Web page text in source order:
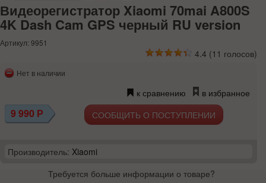
Видеорегистратор Xiaomi 70mai A800S
4K Dash Cam GPS черный RU version
Артикул: 9951
4.4 (11 голосов)
Нет в наличии
к сравнению в избранное
9 990 Р СООБЩИТЬ О ПОСТУПЛЕНИИ
Производитель: Xiaomi
Требуется больше информации о товаре?